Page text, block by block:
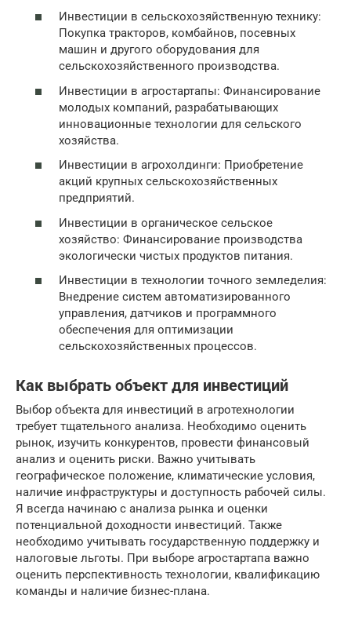
Инвестиции в сельскохозяйственную технику:
Покупка тракторов, комбайнов, посевных
машин и другого оборудования для
сельскохозяйственного производства.
Инвестиции в агростартапы: Финансирование
молодых компаний, разрабатывающих
инновационные технологии для сельского
хозяйства.
Инвестиции в агрохолдинги: Приобретение
акций крупных сельскохозяйственных
предприятий.
Инвестиции в органическое сельское
хозяйство: Финансирование производства
экологически чистых продуктов питания.
Инвестиции в технологии точного земледелия:
Внедрение систем автоматизированного
управления, датчиков и программного
обеспечения для оптимизации
сельскохозяйственных процессов.
Как выбрать объект для инвестиций
Выбор объекта для инвестиций в агротехнологии
требует тщательного анализа. Необходимо оценить
рынок, изучить конкурентов, провести финансовый
анализ и оценить риски. Важно учитывать
географическое положение, климатические условия,
наличие инфраструктуры и доступность рабочей силы.
Я всегда начинаю с анализа рынка и оценки
потенциальной доходности инвестиций. Также
необходимо учитывать государственную поддержку и
налоговые льготы. При выборе агростартапа важно
оценить перспективность технологии, квалификацию
команды и наличие бизнес-плана.